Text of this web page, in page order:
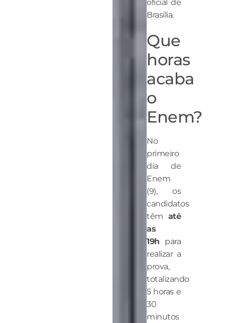
oficial de
Brasília.
Que
horas
acaba
o
Enem?
No
primeiro
dia de
Enem
(9), os
candidatos
têm até
as
19h para
realizar a
prova,
totalizando
5 horas e
30
minutos